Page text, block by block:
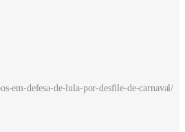
em-defesa-de-lula-por-desfile-de-carnaval/
padrão predominante de retuítes